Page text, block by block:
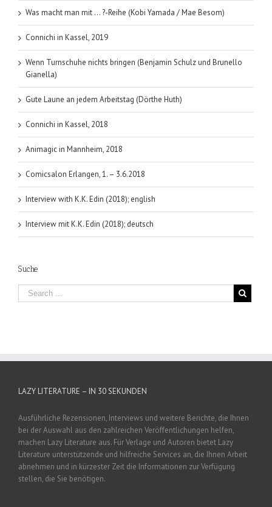
Was macht man mit … ?-Reihe (Kobi Yamada / Mae Besom)
Connichi in Kassel, 2019
Wenn Turnschuhe nichts bringen (Benjamin Schulz und Brunello
Gianella)
Gute Laune an jedem Arbeitstag (Dörthe Huth)
Connichi in Kassel, 2018
Animagic in Mannheim, 2018
Comicsalon Erlangen, 1. – 3.6.2018
Interview with K.K. Edin (2018); english
Interview mit K.K. Edin (2018); deutsch
Suche
LAZY LITERATURE – IN 30 SEKUNDEN
Ausführliche Rezensionen, Interviews und weitere Berichte, die Ihnen
bei der Auswahl aus den zahlreichen Veröffentlichungen helfen,
machen Lazy Literature aus. Für Verlage und Autoren bietet Lazy
Literature unterstützende und hilfreiche Services an, die Ihnen Arbeit
abnehmen und in kürzester Zeit die Informationen zur Verfügung
stellen, die Sie benötigen.